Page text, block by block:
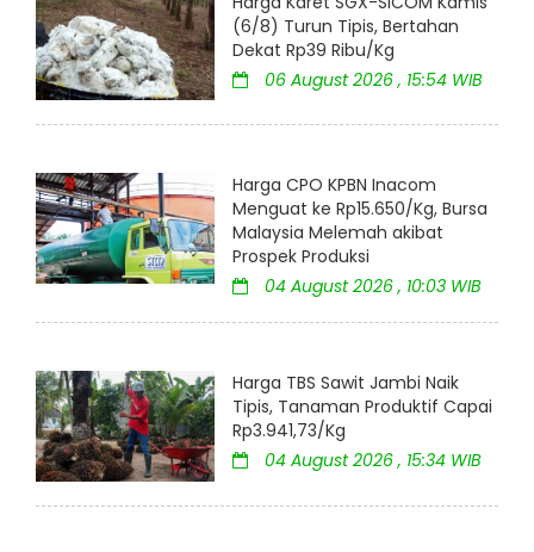
(6/8) Turun Tipis, Bertahan
Dekat Rp39 Ribu/Kg
06 August 2026 , 15:54 WIB
Harga CPO KPBN Inacom
Menguat ke Rp15.650/Kg, Bursa
Malaysia Melemah akibat
Prospek Produksi
04 August 2026 , 10:03 WIB
Harga TBS Sawit Jambi Naik
Tipis, Tanaman Produktif Capai
Rp3.941,73/Kg
04 August 2026 , 15:34 WIB